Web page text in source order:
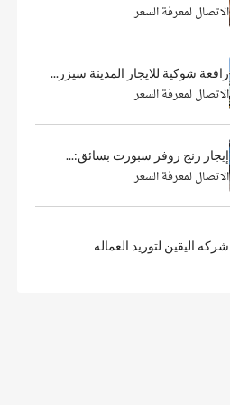
الاتصال لمعرفة السعر
رافعة شوكية للايجار المدينة سيزر...
الاتصال لمعرفة السعر
إيجار رنج روفر سبورت بسائق:...
الاتصال لمعرفة السعر
شركه اليقين لتوريد العماله